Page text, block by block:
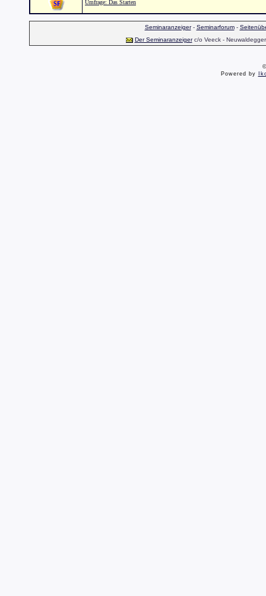
Umfrage: Das Starten
Seminaranzeiger- Seminarforum-
Der Seminaranzeigerc/o Veeck -
Powered by